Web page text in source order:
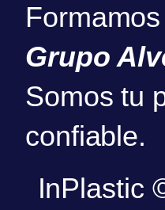
Grupo
Somos tu
confiable.
InPlastic